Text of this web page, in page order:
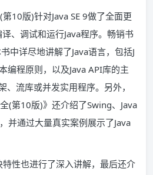
10版)针对Java SE 9做了全面更
、调试和运行Java程序。畅销书
中详尽地讲解了Java语言，包括J
编程原则，以及Java API库的主
流库或并发实用程序。另外，
(第10版)》还介绍了Swing、Java
并通过大量真实案例展示了Java
特性也进行了深入讲解，最后还介